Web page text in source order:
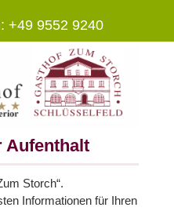
+49 9552 9240
Aufenthalt
Storch“.
Informationen für Ihren